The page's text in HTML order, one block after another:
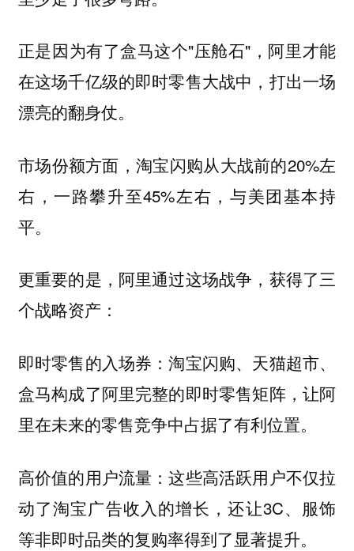
正是因为有了盒马这个"压舱石"，阿里才能
在这场千亿级的即时零售大战中，打出一场
漂亮的翻身仗。
市场份额方面，淘宝闪购从大战前的20%左
右，一路攀升至45%左右，与美团基本持
平。
更重要的是，阿里通过这场战争，获得了三
个战略资产：
即时零售的入场券：淘宝闪购、天猫超市、
盒马构成了阿里完整的即时零售矩阵，让阿
里在未来的零售竞争中占据了有利位置。
高价值的用户流量：这些高活跃用户不仅拉
动了淘宝广告收入的增长，还让3C、服饰
等非即时品类的复购率得到了显著提升。